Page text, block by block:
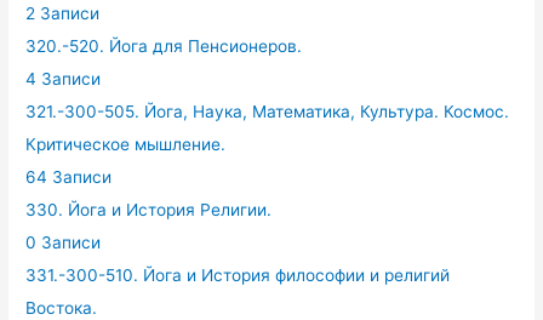
2 Записи
320.-520. Йога для Пенсионеров.
4 Записи
321.-300-505. Йога, Наука, Математика, Культура. Космос.
Критическое мышление.
64 Записи
330. Йога и История Религии.
0 Записи
331.-300-510. Йога и История философии и религий
Востока.